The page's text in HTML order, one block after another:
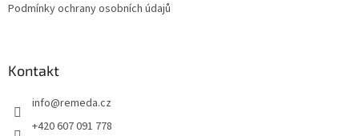
Podmínky ochrany osobních údajů
Kontakt
info@remeda.cz
+420 607 091 778